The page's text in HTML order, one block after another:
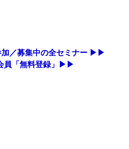
加／募集中の全セミナー ▶▶
員「無料登録」▶▶